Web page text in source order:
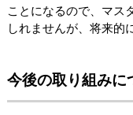
ことになるので、マス
しれませんが、将来的
今後の取り組みに